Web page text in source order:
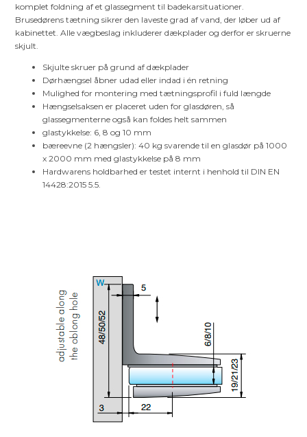
komplet foldning af et glassegment til badekarsituationer.
Brusedørens tætning sikrer den laveste grad af vand, der løber ud af
kabinettet. Alle vægbeslag inkluderer dækplader og derfor er skruerne
skjult.
Skjulte skruer på grund af dækplader
Dørhængsel åbner udad eller indad i én retning
Mulighed for montering med tætningsprofil i fuld længde
Hængselsaksen er placeret uden for glasdøren, så
glassegmenterne også kan foldes helt sammen
glastykkelse: 6, 8 og 10 mm
bæreevne (2 hængsler): 40 kg svarende til en glasdør på 1000
x 2000 mm med glastykkelse på 8 mm
Hardwarens holdbarhed er testet internt i henhold til DIN EN
14428:2015 5.5.